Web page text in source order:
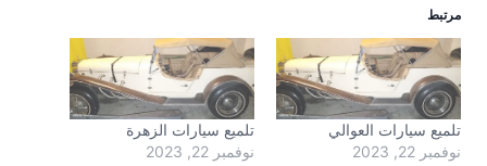
مرتبط
تلميع سيارات العوالي
نوفمبر 22, 2023
تلميع سيارات الزهرة
نوفمبر 22, 2023